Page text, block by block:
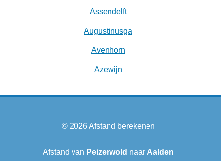
Assendelft
Augustinusga
Avenhorn
Azewijn
© 2026Afstand berekenen
Afstand van Peizerwold naar Aalden